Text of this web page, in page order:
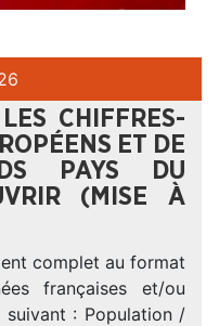
CHIFFRES-
ET DE
PAYS DU
(MISE À
complet au format
françaises et/ou
suivant : Population /